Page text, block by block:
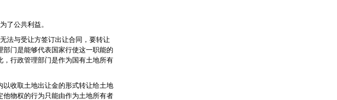
了公共利益。
法与受让方签订出让合同，要转让
门是能够代表国家行使这一职能的
行政管理部门是作为国有土地所有
收取土地出让金的形式转让给土地
物权的行为只能由作为土地所有者